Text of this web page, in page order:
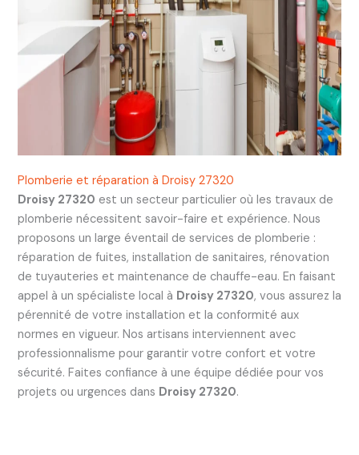
Plomberie et réparation à Droisy 27320
Droisy 27320 est un secteur particulier où les travaux de
plomberie nécessitent savoir-faire et expérience. Nous
proposons un large éventail de services de plomberie :
réparation de fuites, installation de sanitaires, rénovation
de tuyauteries et maintenance de chauffe-eau. En faisant
appel à un spécialiste local à Droisy 27320, vous assurez la
pérennité de votre installation et la conformité aux
normes en vigueur. Nos artisans interviennent avec
professionnalisme pour garantir votre confort et votre
sécurité. Faites confiance à une équipe dédiée pour vos
projets ou urgences dans Droisy 27320.